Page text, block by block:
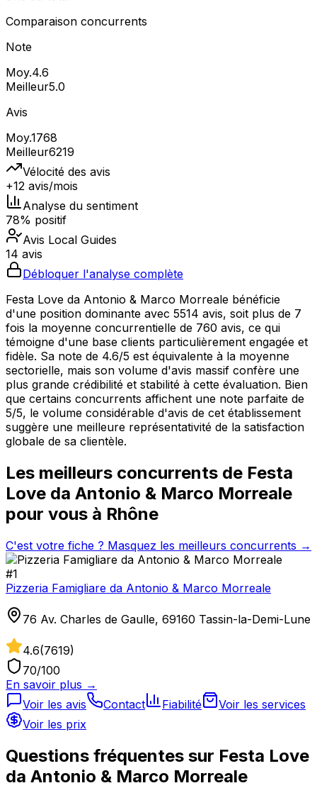
Comparaison concurrents
Note
Moy.4.6
Meilleur5.0
Avis
Moy.1768
Meilleur6219
Vélocité des avis
+12 avis/mois
Analyse du sentiment
78% positif
Avis Local Guides
14 avis
Débloquer l'analyse complète
Festa Love da Antonio & Marco Morreale bénéficie
d'une position dominante avec 5514 avis, soit plus de 7
fois la moyenne concurrentielle de 760 avis, ce qui
témoigne d'une base clients particulièrement engagée et
fidèle. Sa note de 4.6/5 est équivalente à la moyenne
sectorielle, mais son volume d'avis massif confère une
plus grande crédibilité et stabilité à cette évaluation. Bien
que certains concurrents affichent une note parfaite de
5/5, le volume considérable d'avis de cet établissement
suggère une meilleure représentativité de la satisfaction
globale de sa clientèle.
Les meilleurs concurrents de Festa
Love da Antonio & Marco Morreale
pour vous à Rhône
C'est votre fiche ? Masquez les meilleurs concurrents →
#1
Pizzeria Famigliare da Antonio & Marco Morreale
76 Av. Charles de Gaulle, 69160 Tassin-la-Demi-Lune
4.6(7619)
70/100
En savoir plus →
Voir les avis
Contact Fiabilité
Voir les services
Voir les prix
Questions fréquentes sur Festa Love
da Antonio & Marco Morreale